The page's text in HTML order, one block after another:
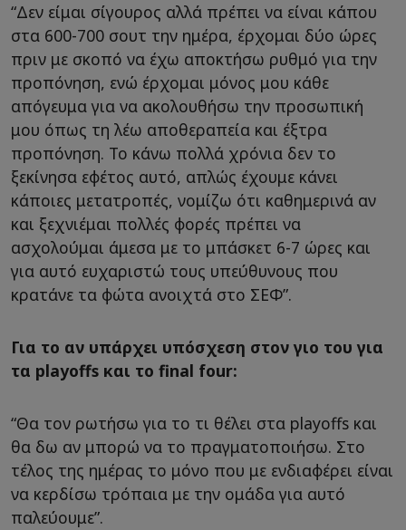
“Δεν είμαι σίγουρος αλλά πρέπει να είναι κάπου
στα 600-700 σουτ την ημέρα, έρχομαι δύο ώρες
πριν με σκοπό να έχω αποκτήσω ρυθμό για την
προπόνηση, ενώ έρχομαι μόνος μου κάθε
απόγευμα για να ακολουθήσω την προσωπική
μου όπως τη λέω αποθεραπεία και έξτρα
προπόνηση. Το κάνω πολλά χρόνια δεν το
ξεκίνησα εφέτος αυτό, απλώς έχουμε κάνει
κάποιες μετατροπές, νομίζω ότι καθημερινά αν
και ξεχνιέμαι πολλές φορές πρέπει να
ασχολούμαι άμεσα με το μπάσκετ 6-7 ώρες και
για αυτό ευχαριστώ τους υπεύθυνους που
κρατάνε τα φώτα ανοιχτά στο ΣΕΦ”.
Για το αν υπάρχει υπόσχεση στον γιο του για
τα playoffs και το final four:
“Θα τον ρωτήσω για το τι θέλει στα playoffs και
θα δω αν μπορώ να το πραγματοποιήσω. Στο
τέλος της ημέρας το μόνο που με ενδιαφέρει είναι
να κερδίσω τρόπαια με την ομάδα για αυτό
παλεύουμε”.